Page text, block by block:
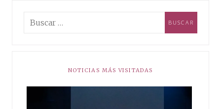
NOTICIAS MÁS VISITADAS